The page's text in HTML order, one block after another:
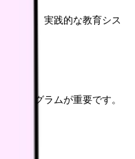
善まで、実践的な教育シス
プログラムが重要です。